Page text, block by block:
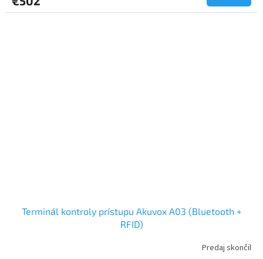
Terminál kontroly prístupu Akuvox A03 (Bluetooth +
RFID)
Predaj skončil